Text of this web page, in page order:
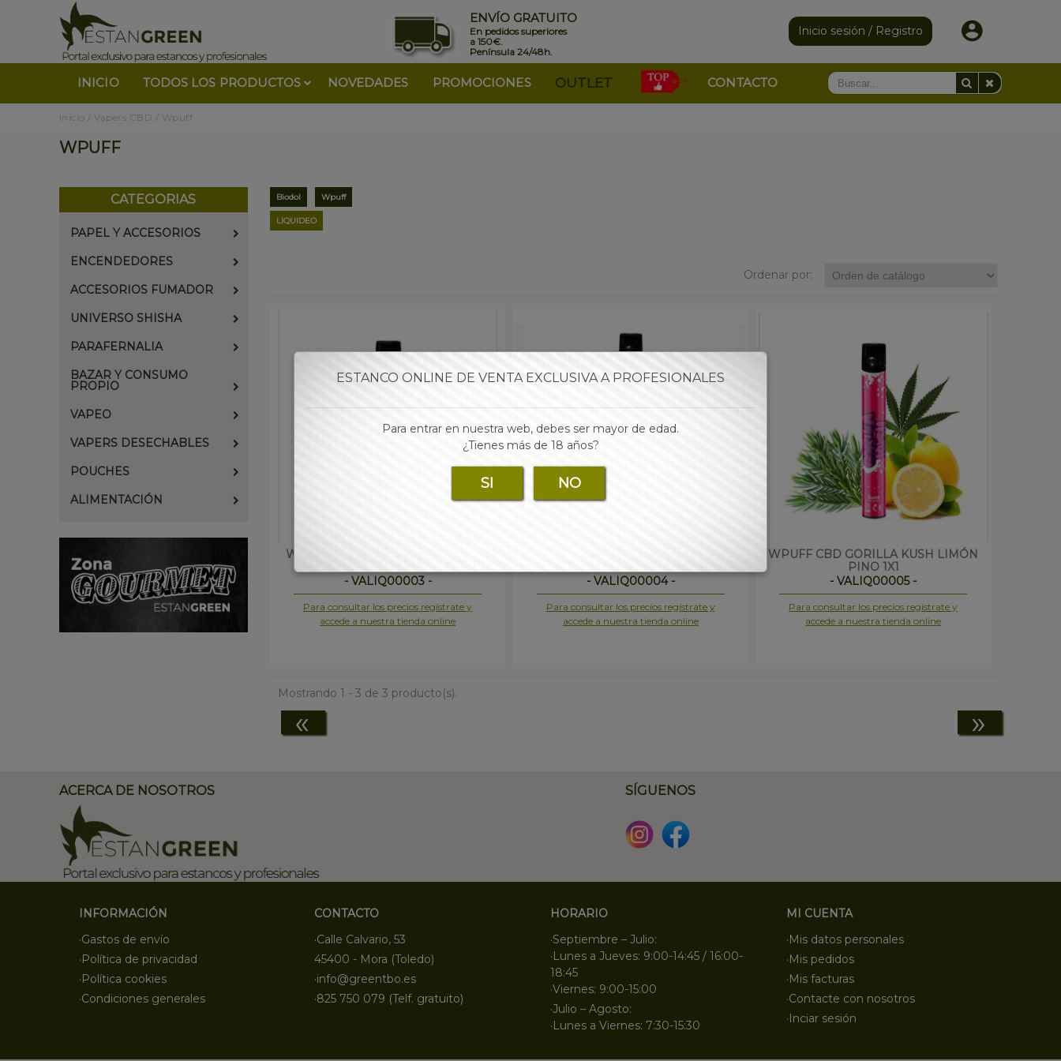
ENVÍO GRATUITO
En pedidos superiores
a 150€.
Península 24/48h.
Inicio sesión / Registro
INICIO TODOS LOS PRODUCTOS NOVEDADES PROMOCIONES OUTLET CONTACTO
Inicio Vapers CBD Wpuff
WPUFF
CATEGORIAS
PAPEL Y ACCESORIOS
ENCENDEDORES
ACCESORIOS FUMADOR
UNIVERSO SHISHA
PARAFERNALIA
BAZAR Y CONSUMO
PROPIO
VAPEO
VAPERS DESECHABLES
POUCHES
ALIMENTACIÓN
Biodol Wpuff
LIQUIDEO
Ordenar por:
WPUFF CBD KHOSER KUSH TARTA
- VALIQ00003 -
Para consultar los precios regístrate y
accede a nuestra tienda online
- VALIQ00004 -
Para consultar los precios regístrate y
accede a nuestra tienda online
WPUFF CBD GORILLA KUSH LIMÓN
PINO 1X1
- VALIQ00005 -
Para consultar los precios regístrate y
accede a nuestra tienda online
Mostrando 1 - 3 de 3 producto(s).
« »
ACERCA DE NOSOTROS SÍGUENOS
INFORMACIÓN
·Gastos de envío
·Política de privacidad
·Política cookies
·Condiciones generales
CONTACTO
·Calle Calvario, 53
45400 - Mora (Toledo)
·info@greentbo.es
·825 750 079 (Telf. gratuito)
HORARIO
·Septiembre – Julio:
·Lunes a Jueves: 9:00-14:45 / 16:00-
18:45
·Viernes: 9:00-15:00
·Julio – Agosto:
·Lunes a Viernes: 7:30-15:30
MI CUENTA
·Mis datos personales
·Mis pedidos
·Mis facturas
·Contacte con nosotros
·Inciar sesión
ESTANCO ONLINE DE VENTA EXCLUSIVA A PROFESIONALES
Para entrar en nuestra web, debes ser mayor de edad.
¿Tienes más de 18 años?
SI NO